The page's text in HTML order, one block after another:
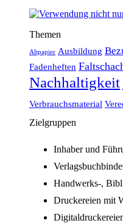
Themen
Altpapier Ausbildung
Fadenheften
Nachhaltigkeit
Verbrauchsmaterial
Zielgruppen
Inhaber und
Handwerks-,
Druckereien mit